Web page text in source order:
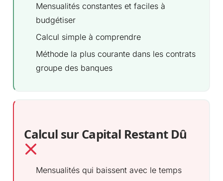
Mensualités constantes et faciles à
budgétiser
Calcul simple à comprendre
Méthode la plus courante dans les contrats
groupe des banques
Calcul sur Capital Restant Dû
Mensualités qui baissent avec le temps